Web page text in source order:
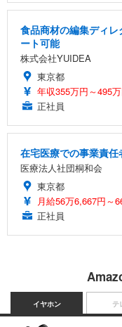
食品商材の編集ディ
ート可能
株式会社YUIDEA
東京都
年収355万円～495
正社員
在宅医療での事業責任
医療法人社団桐和会
東京都
月給56万6,667円～
正社員
イヤホン テ